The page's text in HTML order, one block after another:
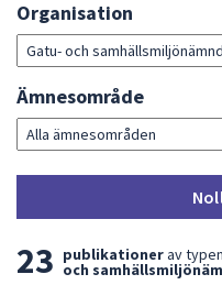
Organisation
Ämnesområde
L
23 publikationerav typen
och